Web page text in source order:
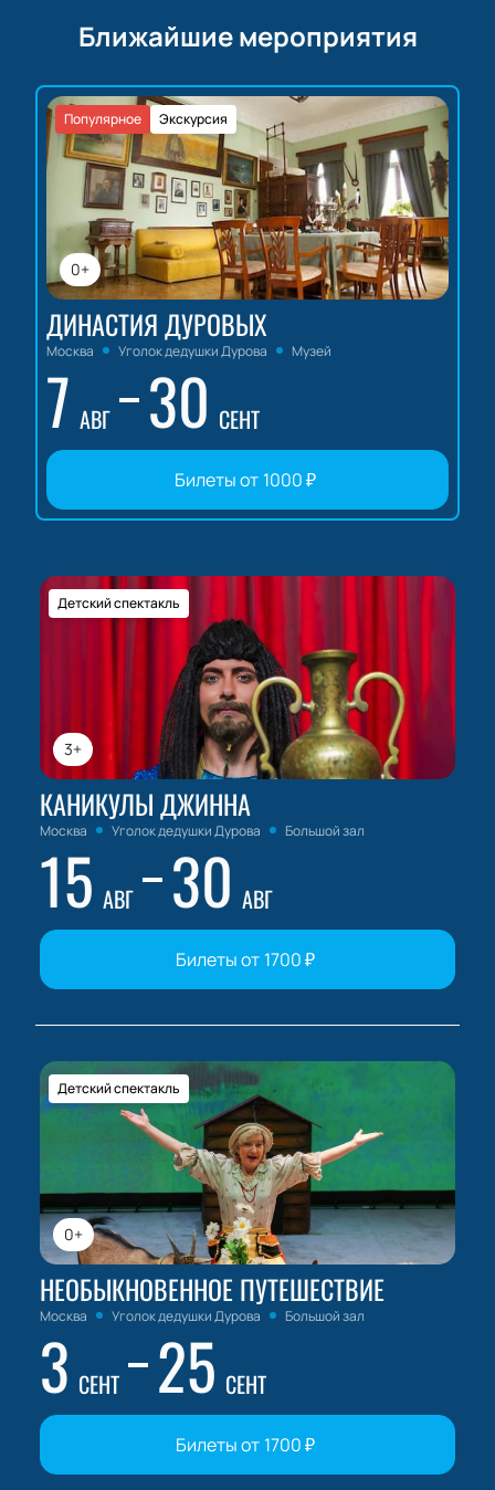
размещения для групп.
Обратите внимание, возможна смена актёрского
состава.
Актёрский состав:Наталья Дурова, Елена
Соколова
Ближайшие мероприятия
0+
Экскурсия
Популярное
ДИНАСТИЯ ДУРОВЫХ
Москва Уголок дедушки Дурова Музей
7 АВГ 30 СЕНТ
Билеты от 1000₽
3+
Детский спектакль
КАНИКУЛЫ ДЖИННА
Москва Уголок дедушки Дурова Большой зал
15 АВГ 30 АВГ
Билеты от 1700₽
0+
Детский спектакль
НЕОБЫКНОВЕННОЕ ПУТЕШЕСТВИЕ
Москва Уголок дедушки Дурова Большой зал
3 СЕНТ 25 СЕНТ
Билеты от 1700₽